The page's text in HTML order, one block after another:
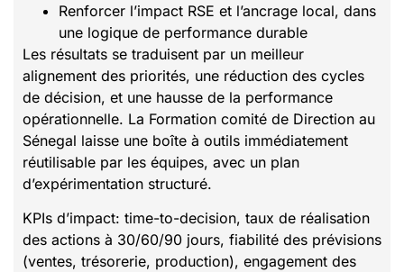
Renforcer l’impact RSE et l’ancrage local, dans
une logique de performance durable
Les résultats se traduisent par un meilleur
alignement des priorités, une réduction des cycles
de décision, et une hausse de la performance
opérationnelle. La Formation comité de Direction au
Sénegal laisse une boîte à outils immédiatement
réutilisable par les équipes, avec un plan
d’expérimentation structuré.
KPIs d’impact: time-to-decision, taux de réalisation
des actions à 30/60/90 jours, fiabilité des prévisions
(ventes, trésorerie, production), engagement des